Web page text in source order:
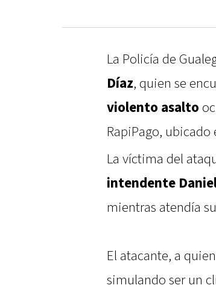
La Policía de
Díaz, quien se
violento asalto
RapiPago, ubicado
La víctima del
intendente
mientras atendía
El atacante, a
simulando ser un